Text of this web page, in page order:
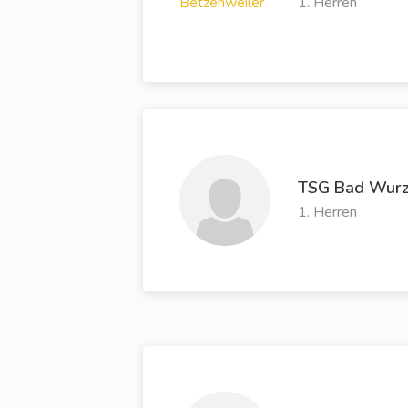
TSG Bad
1. Herren